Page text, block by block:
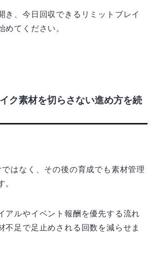
き、今日回収できるリミットブレイ
めてください。
ク素材を切らさない進め方を続
はなく、その後の育成でも素材管理
。
アルやイベント報酬を優先する流れ
不足で足止めされる回数を減らせま